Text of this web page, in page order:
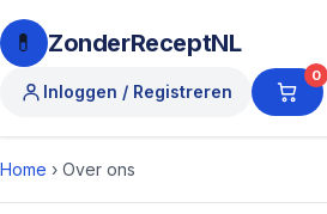
💊 ZonderReceptNL
Inloggen / Registreren
0
Home › Over ons